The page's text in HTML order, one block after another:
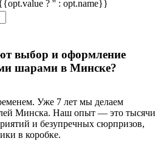
? '' : opt.name}}
выбор и оформление
шарами в Минске?
Уже 7 лет мы делаем
Минска. Наш опыт — это тысячи
и безупречных сюрпризов,
в коробке.